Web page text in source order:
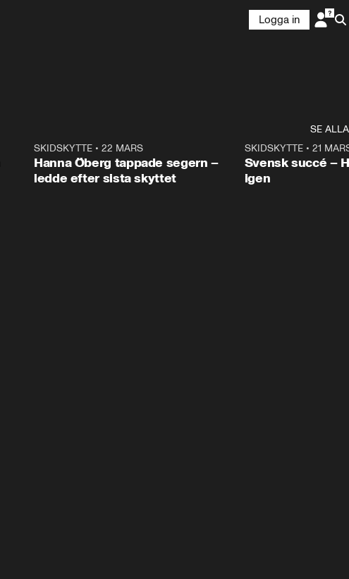
Logga in
SE ALLA
SKIDSKYTTE• 22 MARS
Hanna Öberg tappade segern –
ledde efter sista skyttet
SKIDSKYTTE• 21
Svensk succé –
igen